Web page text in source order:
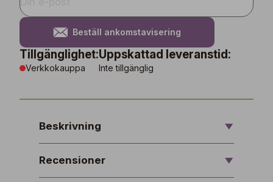
Beställ ankomstavisering
Tillgänglighet:
Verkkokauppa
Uppskattad leveranstid:
Inte tillgänglig
Beskrivning
Recensioner